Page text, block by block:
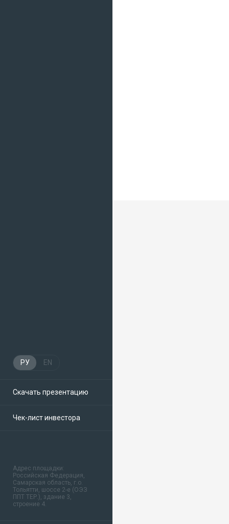
РУ EN
Скачать презентацию
Чек-лист инвестора
Адрес площадки:
Российская Федерация,
Самарская область, г.о.
Тольятти, шоссе 2-е (ОЭЗ
ППТ ТЕР.), здание 3,
строение 4.